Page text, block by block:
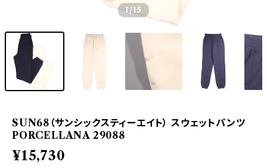
1/15
SUN68（サンシックスティーエイト） スウェットパンツ
PORCELLANA 29088
¥15,730